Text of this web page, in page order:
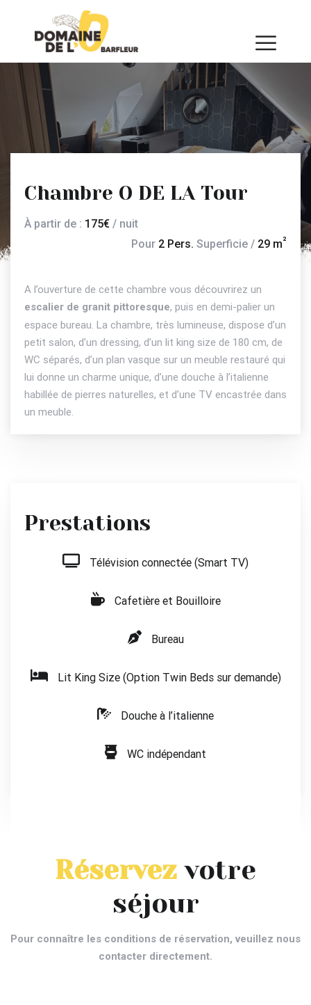
Chambre O DE LA Tour
À partir de : 175€ / nuit
Pour 2 Pers. Superficie / 29 m
A l’ouverture de cette chambre vous découvrirez un
escalier de granit pittoresque, puis en demi-palier un
espace bureau. La chambre, très lumineuse, dispose d’un
petit salon, d’un dressing, d’un lit king size de 180 cm, de
WC séparés, d’un plan vasque sur un meuble restauré qui
lui donne un charme unique, d’une douche à l’italienne
habillée de pierres naturelles, et d’une TV encastrée dans
un meuble.
Prestations
Télévision connectée (Smart TV)
Cafetière et Bouilloire
Bureau
Lit King Size (Option Twin Beds sur demande)
Douche à l’italienne
WC indépendant
Réservez votre
séjour
Pour connaître les conditions de réservation, veuillez nous
contacter directement.